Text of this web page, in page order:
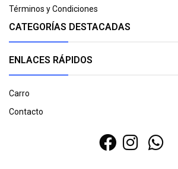
Términos y Condiciones
CATEGORÍAS DESTACADAS
ENLACES RÁPIDOS
Carro
Contacto